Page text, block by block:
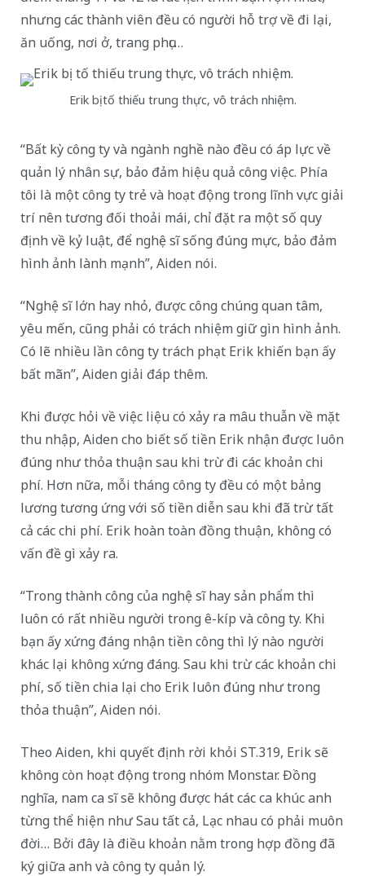
nhưng các thành viên đều có người hỗ trợ về đi lại,
ăn uống, nơi ở, trang phục…
Erik bị tố thiếu trung thực, vô trách nhiệm.
“Bất kỳ công ty và ngành nghề nào đều có áp lực về
quản lý nhân sự, bảo đảm hiệu quả công việc. Phía
tôi là một công ty trẻ và hoạt động trong lĩnh vực giải
trí nên tương đối thoải mái, chỉ đặt ra một số quy
định về kỷ luật, để nghệ sĩ sống đúng mực, bảo đảm
hình ảnh lành mạnh”, Aiden nói.
“Nghệ sĩ lớn hay nhỏ, được công chúng quan tâm,
yêu mến, cũng phải có trách nhiệm giữ gìn hình ảnh.
Có lẽ nhiều lần công ty trách phạt Erik khiến bạn ấy
bất mãn”, Aiden giải đáp thêm.
Khi được hỏi về việc liệu có xảy ra mâu thuẫn về mặt
thu nhập, Aiden cho biết số tiền Erik nhận được luôn
đúng như thỏa thuận sau khi trừ đi các khoản chi
phí. Hơn nữa, mỗi tháng công ty đều có một bảng
lương tương ứng với số tiền diễn sau khi đã trừ tất
cả các chi phí. Erik hoàn toàn đồng thuận, không có
vấn đề gì xảy ra.
“Trong thành công của nghệ sĩ hay sản phẩm thì
luôn có rất nhiều người trong ê-kíp và công ty. Khi
bạn ấy xứng đáng nhận tiền công thì lý nào người
khác lại không xứng đáng. Sau khi trừ các khoản chi
phí, số tiền chia lại cho Erik luôn đúng như trong
thỏa thuận”, Aiden nói.
Theo Aiden, khi quyết định rời khỏi ST.319, Erik sẽ
không còn hoạt động trong nhóm Monstar. Đồng
nghĩa, nam ca sĩ sẽ không được hát các ca khúc anh
từng thể hiện như Sau tất cả, Lạc nhau có phải muôn
đời… Bởi đây là điều khoản nằm trong hợp đồng đã
ký giữa anh và công ty quản lý.